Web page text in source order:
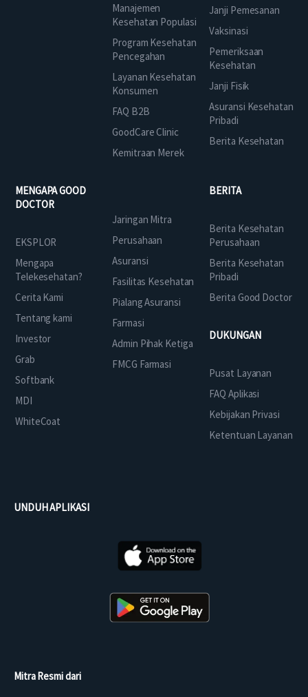
Manajemen
Kesehatan Populasi
Program Kesehatan
Pencegahan
Layanan Kesehatan
Konsumen
FAQ B2B
GoodCare Clinic
Kemitraan Merek
Janji Pemesanan
Vaksinasi
Pemeriksaan
Kesehatan
Janji Fisik
Asuransi Kesehatan
Pribadi
Berita Kesehatan
MENGAPA GOOD
DOCTOR
EKSPLOR
Mengapa
Telekesehatan?
Cerita Kami
Tentang kami
Investor
Grab
Softbank
MDI
WhiteCoat
Jaringan Mitra
Perusahaan
Asuransi
Fasilitas Kesehatan
Pialang Asuransi
Farmasi
Admin Pihak Ketiga
FMCG Farmasi
BERITA
Berita Kesehatan
Perusahaan
Berita Kesehatan
Pribadi
Berita Good Doctor
DUKUNGAN
Pusat Layanan
FAQ Aplikasi
Kebijakan Privasi
Ketentuan Layanan
UNDUH APLIKASI
Mitra Resmi dari